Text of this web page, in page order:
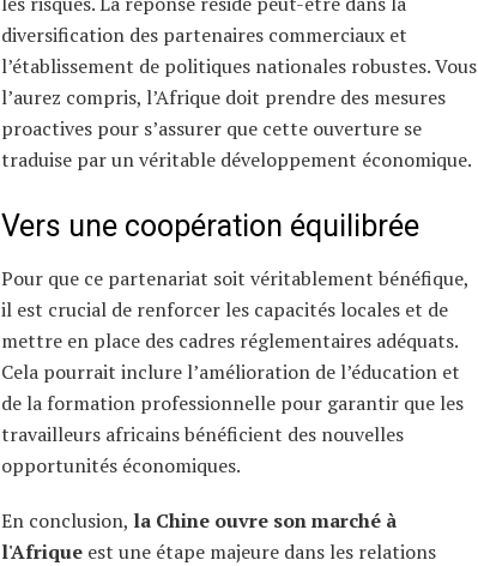
diversification des partenaires commerciaux et
l’établissement de politiques nationales robustes. Vous
l’aurez compris, l’Afrique doit prendre des mesures
proactives pour s’assurer que cette ouverture se
traduise par un véritable développement économique.
Vers une coopération équilibrée
Pour que ce partenariat soit véritablement bénéfique,
il est crucial de renforcer les capacités locales et de
mettre en place des cadres réglementaires adéquats.
Cela pourrait inclure l’amélioration de l’éducation et
de la formation professionnelle pour garantir que les
travailleurs africains bénéficient des nouvelles
opportunités économiques.
En conclusion, la Chine ouvre son marché à
l'Afriqueest une étape majeure dans les relations